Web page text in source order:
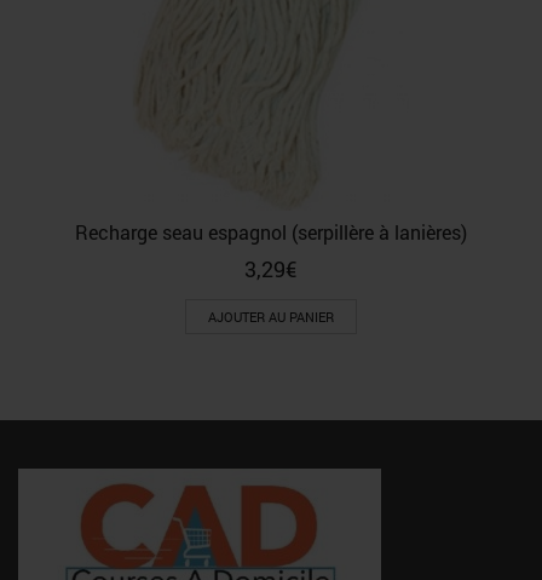
Recharge seau espagnol (serpillère à lanières)
3,29€
AJOUTER AU PANIER